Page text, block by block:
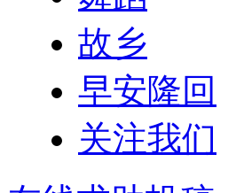
故乡
早安隆回
关注我们